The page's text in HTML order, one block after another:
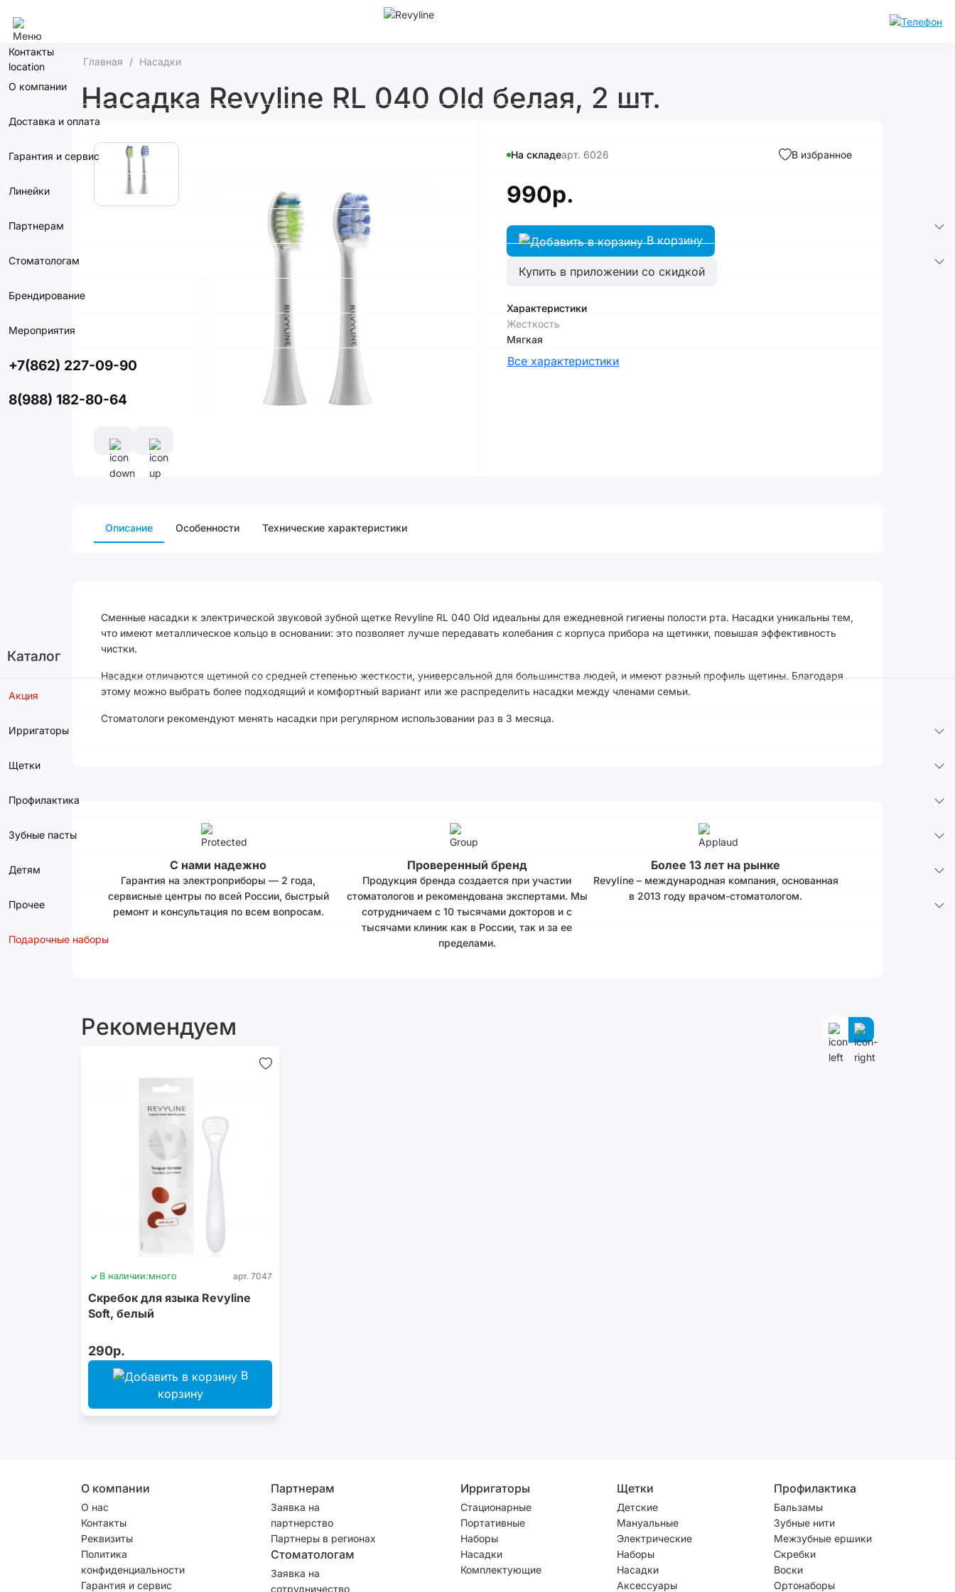
Контакты
О компании
Доставка и оплата
Гарантия и сервис
Линейки
Партнерам
Стоматологам
Брендирование
Мероприятия
+7(862) 227-09-90
8(988) 182-80-64
Каталог
Акция
Ирригаторы
Щетки
Профилактика
Зубные пасты
Детям
Прочее
Подарочные наборы
Главная Насадки
Насадка Revyline RL 040 Old белая, 2 шт.
На складеарт. 6026 В избранное
990р.
В корзину
Купить в приложении со скидкой
Характеристики
Жесткость
Мягкая
Все характеристики
Описание Особенности Технические характеристики
Сменные насадки к электрической звуковой зубной щетке Revyline RL 040 Old идеальны для ежедневной гигиены полости рта. Насадки уникальны тем,
что имеют металлическое кольцо в основании: это позволяет лучше передавать колебания с корпуса прибора на щетинки, повышая эффективность
чистки.
Насадки отличаются щетиной со средней степенью жесткости, универсальной для большинства людей, и имеют разный профиль щетины. Благодаря
этому можно выбрать более подходящий и комфортный вариант или же распределить насадки между членами семьи.
Стоматологи рекомендуют менять насадки при регулярном использовании раз в 3 месяца.
С нами надежно
Гарантия на электроприборы — 2 года,
сервисные центры по всей России, быстрый
ремонт и консультация по всем вопросам.
Проверенный бренд
Продукция бренда создается при участии
стоматологов и рекомендована экспертами. Мы
сотрудничаем с 10 тысячами докторов и с
тысячами клиник как в России, так и за ее
пределами.
Более 13 лет на рынке
Revyline – международная компания, основанная
в 2013 году врачом-стоматологом.
Рекомендуем
В наличии:много арт. 7047
Скребок для языка Revyline
Soft, белый
290р.
В
корзину
О компании
О нас
Контакты
Реквизиты
Политика
конфиденциальности
Гарантия и сервис
Партнерам
Заявка на
партнерство
Партнеры в регионах
Стоматологам
Заявка на
сотрудничество
Ирригаторы
Стационарные
Портативные
Наборы
Насадки
Комплектующие
Щетки
Детские
Мануальные
Электрические
Наборы
Насадки
Аксессуары
Профилактика
Бальзамы
Зубные нити
Межзубные ершики
Скребки
Воски
Ортонаборы